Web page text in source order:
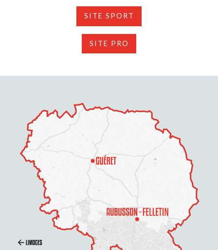
SITE SPORT
SITE PRO